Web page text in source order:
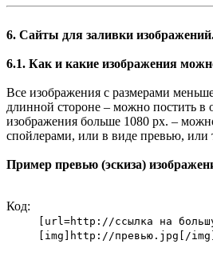
6. Сайты для заливки
6.1. Как и какие изображения
Все изображения с размерами
длинной стороне – можно постить в
изображения больше 1080 px. –
спойлерами, или в виде превью, или
Пример превью (эскиза)
Код:
[url=http://ссылка на
[img]http://превью.jpg[/